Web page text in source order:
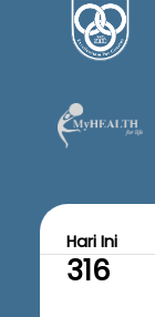
Hari Ini
316